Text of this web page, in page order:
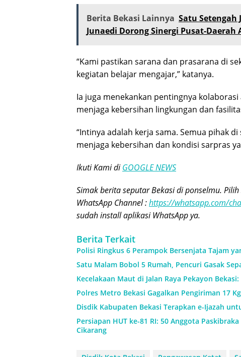
Berita Bekasi Lainnya Satu Setengah
Junaedi Dorong Sinergi Pusat-Daerah
“Kami pastikan sarana dan prasarana di
kegiatan belajar mengajar,” katanya.
Ia juga menekankan pentingnya
menjaga kebersihan lingkungan dan
“Intinya adalah kerja sama. Semua pihak
menjaga kebersihan dan kondisi sarpras
Ikuti Kami diGOOGLE NEWS
Simak berita seputar Bekasi di ponselmu.
WhatsApp Channel :https://whatsapp.com/
sudah install aplikasi WhatsApp ya.
Berita Terkait
Polisi Ringkus 6 Perampok Bersenjata Tajam
Satu Malam Bobol 5 Rumah, Pencuri Gasak
Kecelakaan Maut di Jalan Raya Pekayon
Polres Metro Bekasi Gagalkan Pengiriman 17
Disdik Kabupaten Bekasi Terapkan e-Ijazah
Persiapan HUT ke-81 RI: 50 Anggota
Cikarang